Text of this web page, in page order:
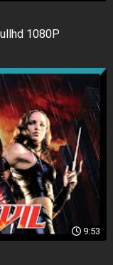
1080P
9:53